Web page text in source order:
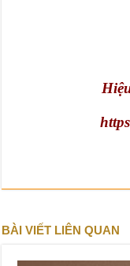
BÀI VIẾT LIÊN QUAN